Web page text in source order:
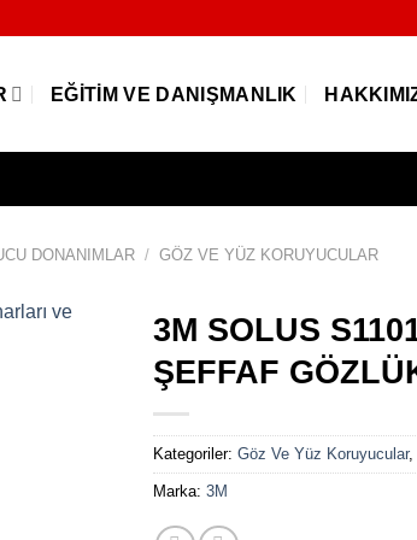
EĞITIM VE DANIŞMANLIK
DONANIMLAR / GÖZ VE YÜZ KORUYUCULAR
3M SOLUS
ŞEFFAF
Kategoriler:Göz Ve Yüz Koruyucular
Marka:3M